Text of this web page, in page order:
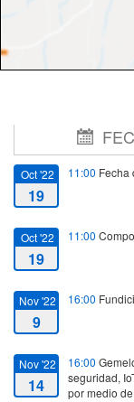
Oct '22
19
11:00 Fecha
Oct '22
19
11:00
Nov '22
9
16:00
Nov '22
14
16:00
seguridad,
por medio